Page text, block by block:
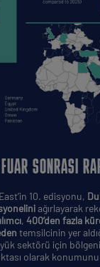
SONRASI
10. edisyonu,
ağırlayarak
, 400’den fazla
temsilcinin yer
sektörü için
olarak